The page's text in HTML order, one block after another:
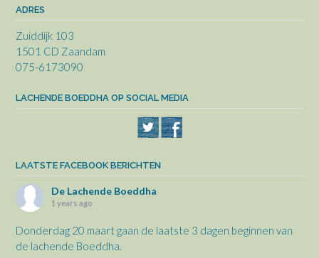
ADRES
Zuiddijk 103
1501 CD Zaandam
075-6173090
LACHENDE BOEDDHA OP SOCIAL MEDIA
LAATSTE FACEBOOK BERICHTEN
De Lachende Boeddha
1 years ago
Donderdag 20 maart gaan de laatste 3 dagen beginnen van
de lachende Boeddha.